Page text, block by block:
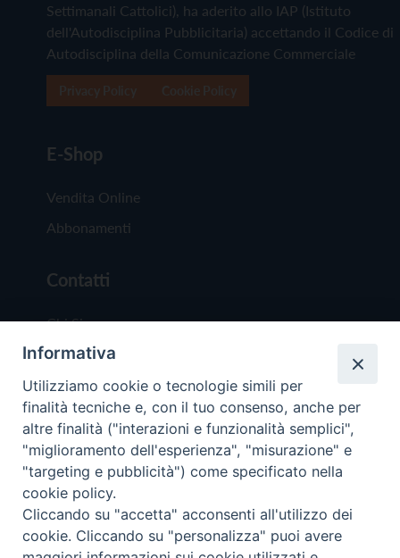
Settimanali Cattolici), ha aderito allo IAP (Istituto
dell'Autodisciplina Pubblicitaria) accettando il Codice di
Autodisciplina della Comunicazione Commerciale
E-Shop
Vendita Online
Abbonamenti
Contatti
Chi Siamo
Redazione
Scrivici
Copyright © 2019 - Tutti i diritti riservati - Vita
Trentina Editrice
Informativa
Utilizziamo cookie o tecnologie simili per
finalità tecniche e, con il tuo consenso, anche per
altre finalità ("interazioni e funzionalità semplici",
"miglioramento dell'esperienza", "misurazione" e
"targeting e pubblicità") come specificato nella
cookie policy.
Cliccando su "accetta" acconsenti all'utilizzo dei
cookie. Cliccando su "personalizza" puoi avere